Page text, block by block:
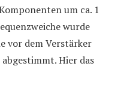
um ca. 1
wurde
vor dem Verstärker
Hier das